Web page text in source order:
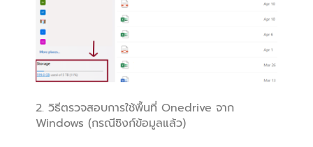
2. วิธีตรวจสอบการใช้พื้นที่ Onedrive จาก
Windows (กรณีซิงก์ข้อมูลแล้ว)